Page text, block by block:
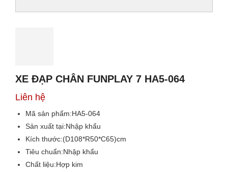
XE ĐẠP CHÂN FUNPLAY 7 HA5-064
Liên hệ
Mã sản phẩm:HA5-064
Sản xuất tại:Nhập khẩu
Kích thước:(D108*R50*C65)cm
Tiêu chuẩn:Nhập khẩu
Chất liệu:Hợp kim